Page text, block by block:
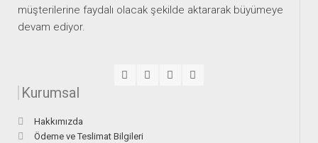
müşterilerine faydalı olacak şekilde aktararak büyümeye
devam ediyor.
Kurumsal
Hakkımızda
Ödeme ve Teslimat Bilgileri